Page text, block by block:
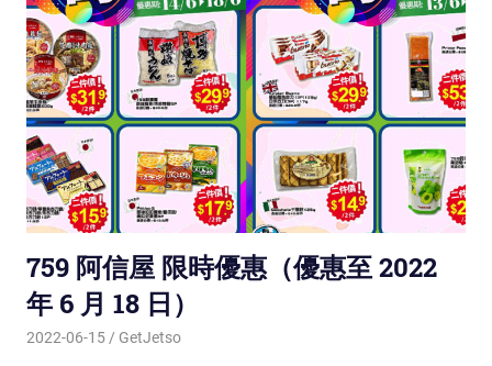
759 阿信屋 限時優惠（優惠至 2022
年 6 月 18 日）
2022-06-15 GetJetso